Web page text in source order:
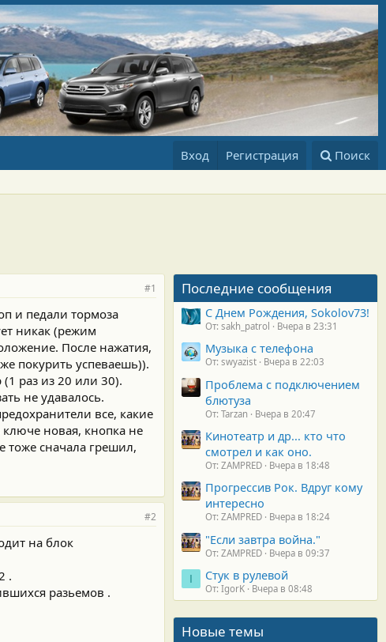
Вход Регистрация Поиск
#1
и педали тормоза
никак (режим
После нажатия,
покурить успеваешь)).
раз из 20 или 30).
не удавалось.
все, какие
ключе новая, кнопка не
тоже сначала грешил,
#2
на блок
.
разьемов .
Последние сообщения
С Днем Рождения, Sokolov73!
От: sakh_patrol Вчера в 23:31
Музыка с телефона
От: swyazist Вчера в 22:03
Проблема с подключением
блютуза
От: Tarzan Вчера в 20:47
Кинотеатр и др... кто что
смотрел и как оно.
От: ZAMPRED Вчера в 18:48
Прогрессив Рок. Вдруг кому
интересно
От: ZAMPRED Вчера в 18:24
"Если завтра война."
От: ZAMPRED Вчера в 09:37
I Стук в рулевой
От: IgorK Вчера в 08:48
Новые темы